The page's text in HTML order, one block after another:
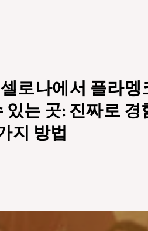
로나에서 플라멩
있는 곳: 진짜로 경
지 방법